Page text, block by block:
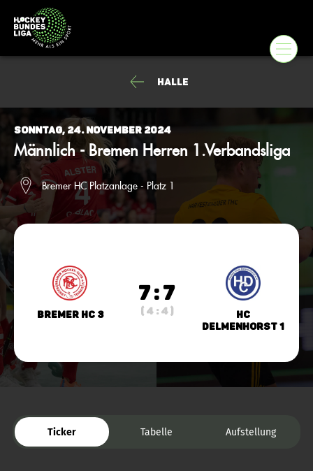
Halle
Sonntag, 24. November 2024
Männlich - Bremen Herren 1.Verbandsliga
Bremer HC Platzanlage - Platz 1
Bremer HC 3
7 : 7
( 4 : 4 )
HC
Delmenhorst 1
Ticker Tabelle Aufstellung